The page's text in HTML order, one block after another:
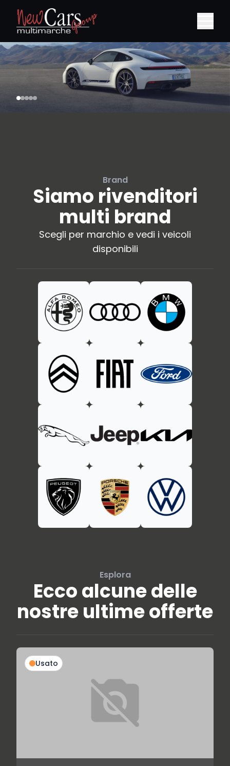
Brand
Siamo rivenditori
multi brand
Scegli per marchio e vedi i veicoli
disponibili
Esplora
Ecco alcune delle
nostre ultime offerte
Usato